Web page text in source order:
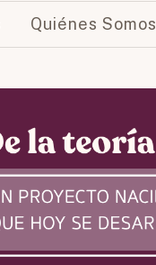
Quiénes Somos